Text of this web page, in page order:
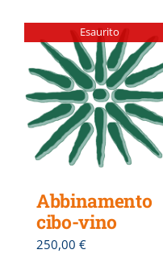
Esaurito
Abbinamento
cibo-vino
250,00 €